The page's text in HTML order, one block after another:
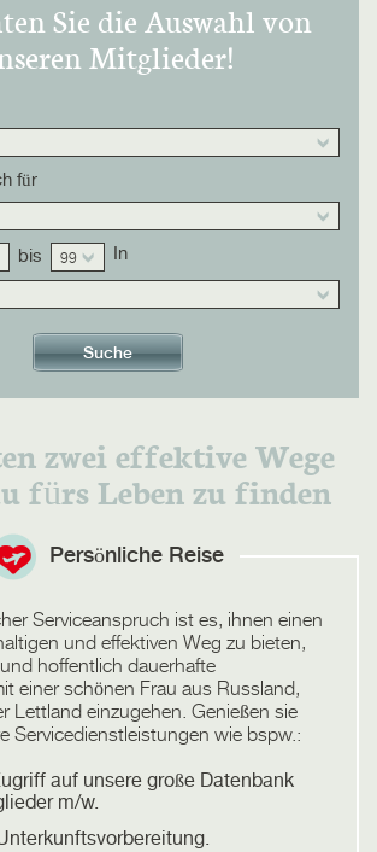
Sie die Auswahl von
Mitglieder!
für
bis 99 In
zwei effektive Wege
fürs Leben zu finden
Persönliche Reise
Serviceanspruch ist es, ihnen einen
und effektiven Weg zu bieten,
hoffentlich dauerhafte
einer schönen Frau aus Russland,
Lettland einzugehen. Genießen sie
Servicedienstleistungen wie bspw.:
auf unsere große Datenbank
m/w.